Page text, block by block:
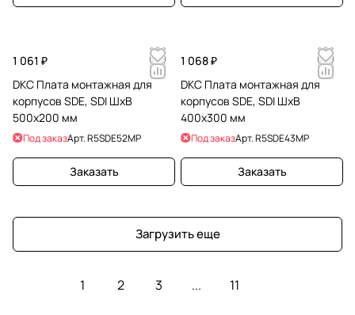
1 061 ₽
DKC Плата монтажная для
корпусов SDE, SDI ШхВ
500x200 мм
Под заказАрт.R5SDE52MP
Заказать
1 068 ₽
DKC Плата монтажная для
корпусов SDE, SDI ШхВ
400x300 мм
Под заказАрт.R5SDE43MP
Заказать
Загрузить еще
1 2 3 ... 11